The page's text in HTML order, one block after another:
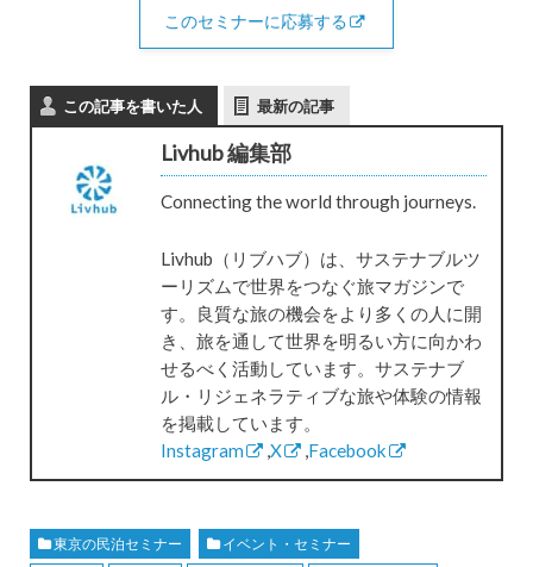
このセミナーに応募する
この記事を書いた人 最新の記事
Livhub 編集部
Connecting the world through journeys.
Livhub（リブハブ）は、サステナブルツ
ーリズムで世界をつなぐ旅マガジンで
す。良質な旅の機会をより多くの人に開
き、旅を通して世界を明るい方に向かわ
せるべく活動しています。サステナブ
ル・リジェネラティブな旅や体験の情報
を掲載しています。
Instagram
X Facebook
東京の民泊セミナー
イベント・セミナー